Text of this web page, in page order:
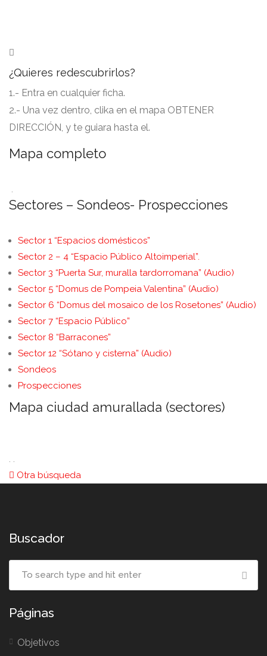
¿Quieres redescubrirlos?
1.- Entra en cualquier ficha.
2.- Una vez dentro, clika en el mapa OBTENER
DIRECCIÓN, y te guiara hasta el.
Mapa completo
.
Sectores – Sondeos- Prospecciones
Sector 1 “Espacios domésticos”
Sector 2 – 4 “Espacio Público Altoimperial”.
Sector 3 “Puerta Sur, muralla tardorromana” (Audio)
Sector 5 “Domus de Pompeia Valentina” (Audio)
Sector 6 “Domus del mosaico de los Rosetones” (Audio)
Sector 7 “Espacio Público”
Sector 8 “Barracones”
Sector 12 “Sótano y cisterna” (Audio)
Sondeos
Prospecciones
Mapa ciudad amurallada (sectores)
. .
Otra búsqueda
Buscador
Páginas
Objetivos